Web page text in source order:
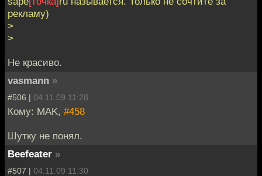
рекламу)
>
>
Не красиво.
vasmann »
#506 | 04.11.09 11:28
Кому: MAK, #458
Шутку не понял.
Beefeater »
#507 | 04.11.09 11:30